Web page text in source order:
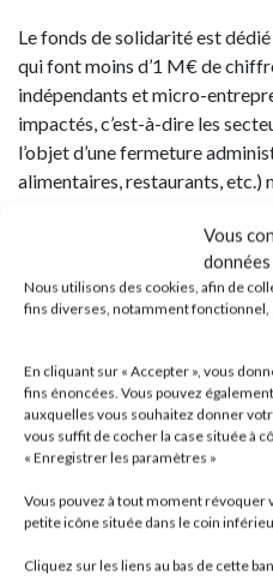
Vous
données
Nous utilisons des cookies, afin de
fins diverses, notamment fonctionnel,
En cliquant sur « Accepter », vous
fins énoncées. Vous pouvez
auxquelles vous souhaitez donner
vous suffit de cocher la case située à
« Enregistrer les paramètres »
Vous pouvez à tout moment
petite icône située dans le coin
Cliquez sur les liens au bas de cette
Le fonds de solidarité est
qui font moins d’1 M€ de
indépendants et micro-
impactés, c’est-à-dire les
l’objet d’une fermeture
alimentaires, restaurants, etc.)
tourisme, les activités
Toutes les petites entreprises
mars 2020 par rapport au
d’une aide rapide et
déclaration.
Pour les situations les plus
complémentaire pourra être
cas par cas.